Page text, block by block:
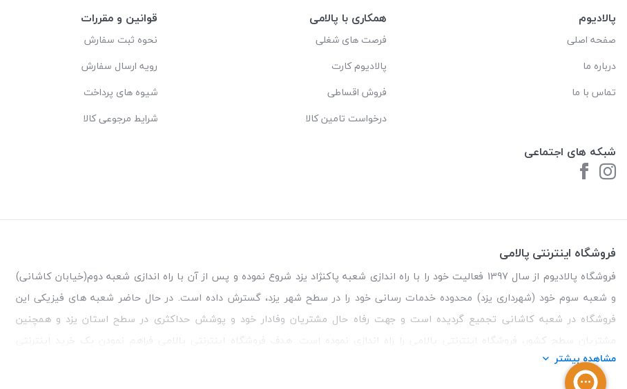
پالادیوم
صفحه اصلی
درباره ما
تماس با ما
شبکه های اجتماعی
همکاری با پالامی
فرصت های شغلی
پالادیوم کارت
فروش اقساطی
درخواست تامین کالا
قوانین و مقررات
نحوه ثبت سفارش
رویه ارسال سفارش
شیوه های پرداخت
شرایط مرجوعی کالا
فروشگاه اینترنتی پالامی
فروشگاه پالادیوم از سال 1397 فعالیت خود را با راه اندازی شعبه پاکنژاد یزد شروع نموده و پس از آن با راه اندازی شعبه دوم(خیابان کاشانی)
و شعبه سوم خود (شهرداری یزد) محدوده خدمات رسانی خود را در سطح شهر یزد، گسترش داده است. در حال حاضر شعبه های فیزیکی این
فروشگاه در شعبه کاشانی تجمیع گردیده است و جهت رفاه حال مشتریان وفادار خود و پوشش حداکثری در سطح استان یزد و همچنین
مشتریان سطح کشور، فروشگاه اینترنتی پالامی را راه اندازی نموده است. هدف فروشگاه اینترنتی پالامی فراهم نمودن یک خرید اینترنتی
مطمئن، با کالاهای متنوع، باکیفیت و دارای قیمت مناسب می باشد که مشتری بتواند در مدت زمان کوتاه کالاهای خود را سفارش داده و در
زمان مورد نظر خود تحویل بگیرد و در صورت وجود عدم تطابق سفارش و کالای تحویل شده ضمانت بازگشت کالا هم داشته باشد. سابقه
مشاهده بیشتر